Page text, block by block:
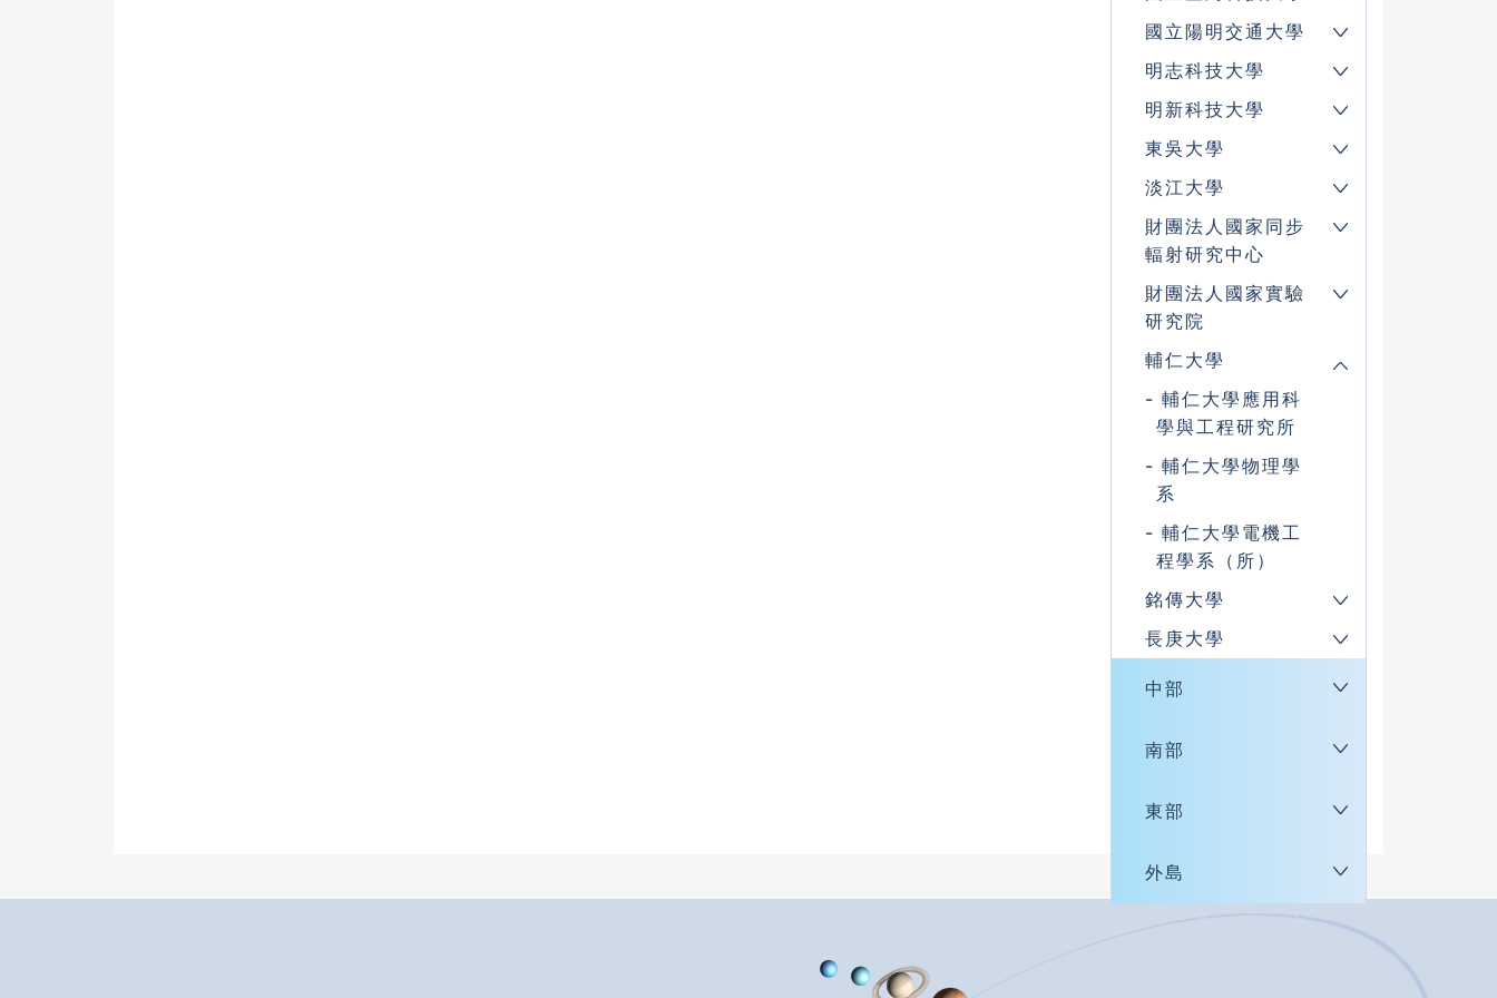
國立陽明交通大學
明志科技大學
明新科技大學
東吳大學
淡江大學
財團法人國家同步
輻射研究中心
財團法人國家實驗
研究院
輔仁大學
輔仁大學應用科
學與工程研究所
輔仁大學物理學
系
輔仁大學電機工
程學系（所）
銘傳大學
長庚大學
中部
南部
東部
外島